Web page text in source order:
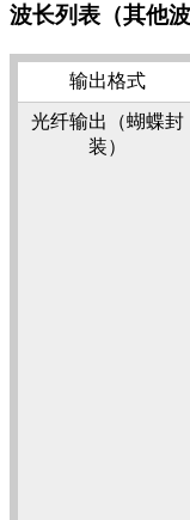
波长列表（其他
输出格式
光纤输出（蝴蝶封
装）